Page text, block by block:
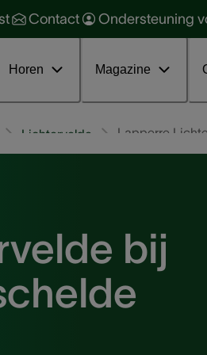
Contact Ondersteuning
Horen Magazine
en soorten
en behandelen
Lapperre
Lichtervelde
bij